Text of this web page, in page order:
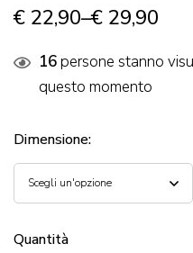
€ 22,90–€ 29,90
16persone stanno
questo momento
Dimensione:
Quantità